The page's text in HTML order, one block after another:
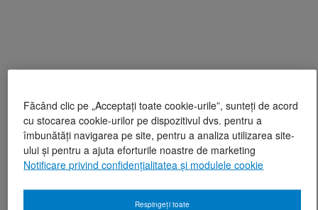
Făcând clic pe „Acceptați toate cookie-urile”, sunteți de acord
cu stocarea cookie-urilor pe dispozitivul dvs. pentru a
îmbunătăți navigarea pe site, pentru a analiza utilizarea site-
ului și pentru a ajuta eforturile noastre de marketing
Notificare privind confidențialitatea și modulele cookie
Respingeți toate